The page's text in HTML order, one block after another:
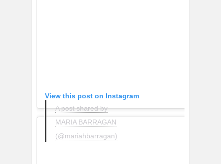
View this post on Instagram
A post shared by
MARIA BARRAGAN
(@mariahbarragan)